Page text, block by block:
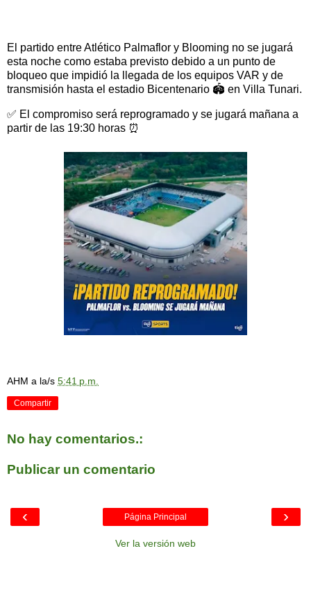
El partido entre Atlético Palmaflor y Blooming no se jugará
esta noche como estaba previsto debido a un punto de
bloqueo que impidió la llegada de los equipos VAR y de
transmisión hasta el estadio Bicentenario 🏟️ en Villa Tunari.
✅ El compromiso será reprogramado y se jugará mañana a
partir de las 19:30 horas ⏰
AHM a la/s 5:41 p.m.
Compartir
No hay comentarios.:
Publicar un comentario
‹ ›
Página Principal
Ver la versión web